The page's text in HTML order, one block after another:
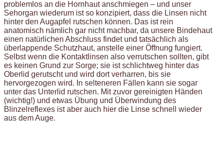
problemlos an die Hornhaut anschmiegen – und unser
Sehorgan wiederum ist so konzipiert, dass die Linsen nicht
hinter den Augapfel rutschen können. Das ist rein
anatomisch nämlich gar nicht machbar, da unsere Bindehaut
einen natürlichen Abschluss findet und tatsächlich als
überlappende Schutzhaut, anstelle einer Öffnung fungiert.
Selbst wenn die Kontaktlinsen also verrutschen sollten, gibt
es keinen Grund zur Sorge; sie ist schlichtweg hinter das
Oberlid gerutscht und wird dort verharren, bis sie
hervorgezogen wird. In selteneren Fällen kann sie sogar
unter das Unterlid rutschen. Mit zuvor gereinigten Händen
(wichtig!) und etwas Übung und Überwindung des
Blinzelreflexes ist aber auch hier die Linse schnell wieder
aus dem Auge.